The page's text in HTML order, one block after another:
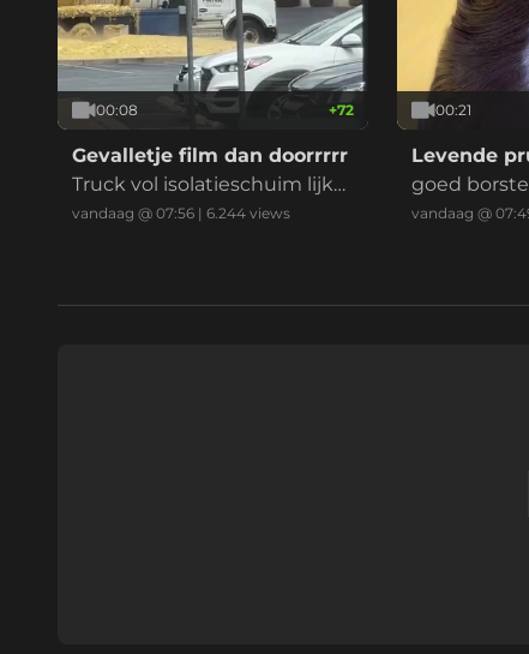
00:08 +72
Gevalletje film dan doorrrrr
Truck vol isolatieschuim lijkt l
ek, maar we weten het niet
vandaag @ 07:56 | 6.244 views
00:21
Levende
goed
vandaag @